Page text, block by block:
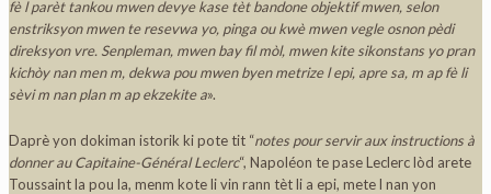
fè l parèt tankou mwen devye kase tèt bandone objektif mwen, selon
enstriksyon mwen te resevwa yo, pinga ou kwè mwen vegle osnon pèdi
direksyon vre. Senpleman, mwen bay fil mòl, mwen kite sikonstans yo pran
kichòy nan men m, dekwa pou mwen byen metrize l epi, apre sa, m ap fè li
sèvi m nan plan m ap ekzekite a».
Daprè yon dokiman istorik ki pote tit “notes pour servir aux instructions à
donner au Capitaine-Général Leclerc“, Napoléon te pase Leclerc lòd arete
Toussaint la pou la, menm kote li vin rann tèt li a epi, mete l nan yon